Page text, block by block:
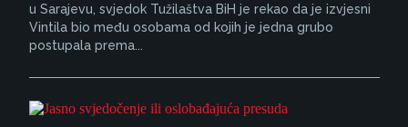
u Sarajevu, svjedok Tužilaštva BiH je rekao da je izvjesni
Vintila bio među osobama od kojih je jedna grubo
postupala prema...